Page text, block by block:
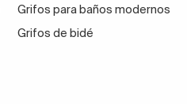
Grifos para baños modernos
Grifos de bidé